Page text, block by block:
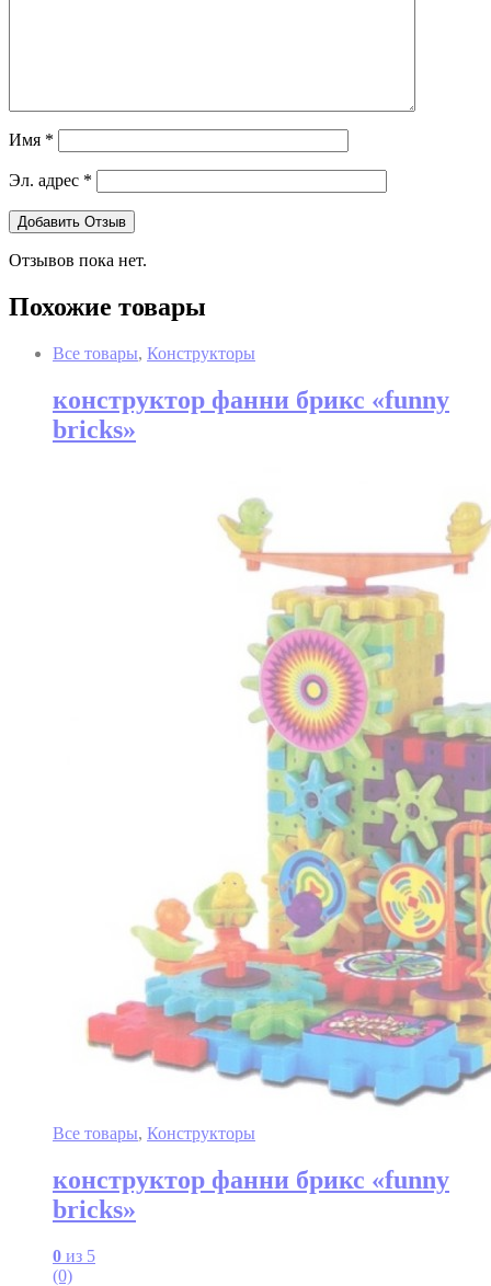
Имя *
Эл. адрес *
Отзывов пока нет.
Похожие товары
Все товары, Конструкторы
конструктор фанни брикс «funny
bricks»
Все товары, Конструкторы
конструктор фанни брикс «funny
bricks»
0 из 5
(0)